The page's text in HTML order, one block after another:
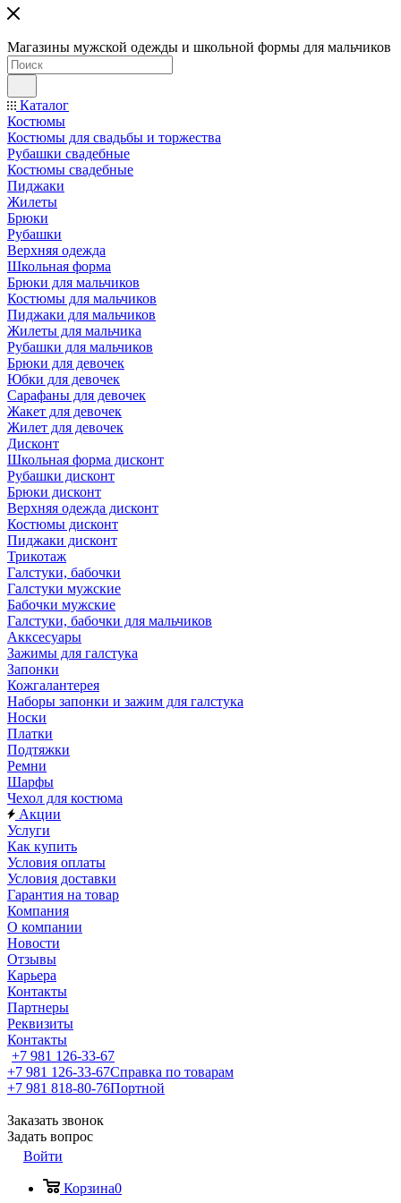
Магазины мужской одежды и школьной формы для мальчиков
Каталог
Костюмы
Костюмы для свадьбы и торжества
Рубашки свадебные
Костюмы свадебные
Пиджаки
Жилеты
Брюки
Рубашки
Верхняя одежда
Школьная форма
Брюки для мальчиков
Костюмы для мальчиков
Пиджаки для мальчиков
Жилеты для мальчика
Рубашки для мальчиков
Брюки для девочек
Юбки для девочек
Сарафаны для девочек
Жакет для девочек
Жилет для девочек
Дисконт
Школьная форма дисконт
Рубашки дисконт
Брюки дисконт
Верхняя одежда дисконт
Костюмы дисконт
Пиджаки дисконт
Трикотаж
Галстуки, бабочки
Галстуки мужские
Бабочки мужские
Галстуки, бабочки для мальчиков
Акксесуары
Зажимы для галстука
Запонки
Кожгалантерея
Наборы запонки и зажим для галстука
Носки
Платки
Подтяжки
Ремни
Шарфы
Чехол для костюма
Акции
Услуги
Как купить
Условия оплаты
Условия доставки
Гарантия на товар
Компания
О компании
Новости
Отзывы
Карьера
Контакты
Партнеры
Реквизиты
Контакты
+7 981 126-33-67
+7 981 126-33-67Справка по товарам
+7 981 818-80-76Портной
Заказать звонок
Задать вопрос
Войти
Корзина0